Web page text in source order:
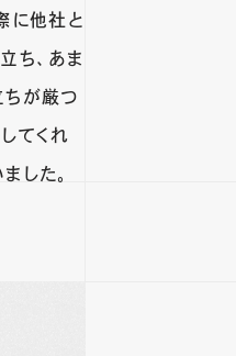
に他社と
ち、あま
ちが厳つ
てくれ
した。